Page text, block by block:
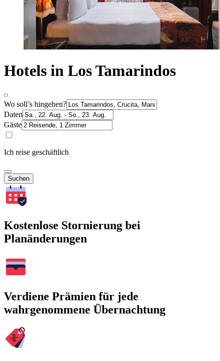
Hotels in Los Tamarindos
Wo soll’s hingehen?
Daten
Gäste
Ich reise geschäftlich
Suchen
Kostenlose Stornierung bei
Planänderungen
Verdiene Prämien für jede
wahrgenommene Übernachtung